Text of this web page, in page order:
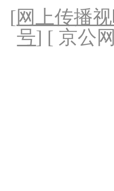
[网上传播
号] [ 京公